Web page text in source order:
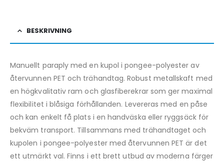
BESKRIVNING
Manuellt paraply med en kupol i pongee-polyester av
återvunnen PET och trähandtag. Robust metallskaft med
en högkvalitativ ram och glasfiberekrar som ger maximal
flexibilitet i blåsiga förhållanden. Levereras med en påse
och kan enkelt få plats i en handväska eller ryggsäck för
bekväm transport. Tillsammans med trähandtaget och
kupolen i pongee-polyester med återvunnen PET är det
ett utmärkt val. Finns i ett brett utbud av moderna färger